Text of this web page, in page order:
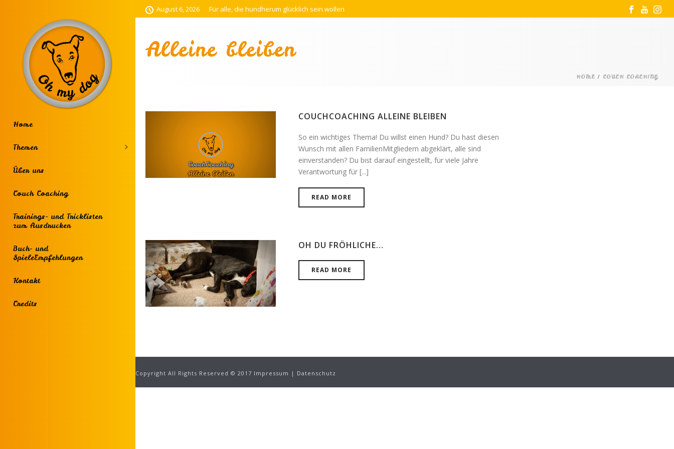
August 6, 2026 Für alle, die hundherum glücklich sein wollen
Home
Themen
Über uns
Couch Coaching
Trainings- und Tricklisten
zum Ausdrucken
Buch- und
SpieleEmpfehlungen
Kontakt
Credits
Alleine bleiben
HOME / COUCH COACHING
COUCHCOACHING ALLEINE BLEIBEN
So ein wichtiges Thema! Du willst einen Hund? Du hast diesen
Wunsch mit allen FamilienMitgliedern abgeklärt, alle sind
einverstanden? Du bist darauf eingestellt, für viele Jahre
Verantwortung für [...]
READ MORE
OH DU FRÖHLICHE…
READ MORE
Copyright All Rights Reserved © 2017 Impressum | Datenschutz